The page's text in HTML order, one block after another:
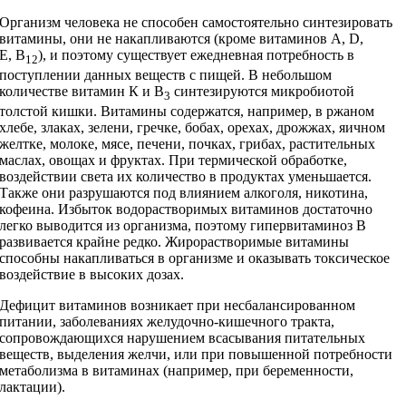
Организм человека не способен самостоятельно синтезировать
витамины, они не накапливаются (кроме витаминов А, D,
Е, В12), и поэтому существует ежедневная потребность в
поступлении данных веществ с пищей. В небольшом
количестве витамин К и В3 синтезируются микробиотой
толстой кишки. Витамины содержатся, например, в ржаном
хлебе, злаках, зелени, гречке, бобах, орехах, дрожжах, яичном
желтке, молоке, мясе, печени, почках, грибах, растительных
маслах, овощах и фруктах. При термической обработке,
воздействии света их количество в продуктах уменьшается.
Также они разрушаются под влиянием алкоголя, никотина,
кофеина. Избыток водорастворимых витаминов достаточно
легко выводится из организма, поэтому гипервитаминоз В
развивается крайне редко. Жирорастворимые витамины
способны накапливаться в организме и оказывать токсическое
воздействие в высоких дозах.
Дефицит витаминов возникает при несбалансированном
питании, заболеваниях желудочно-кишечного тракта,
сопровождающихся нарушением всасывания питательных
веществ, выделения желчи, или при повышенной потребности
метаболизма в витаминах (например, при беременности,
лактации).